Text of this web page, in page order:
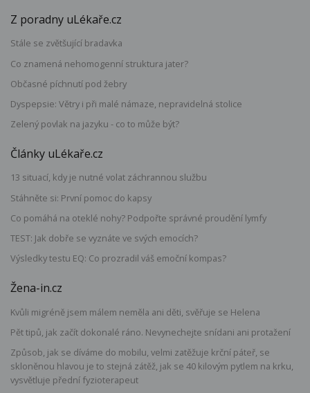
Z poradny uLékaře.cz
Stále se zvětšující bradavka
Co znamená nehomogenní struktura jater?
Občasné píchnutí pod žebry
Dyspepsie: Větry i při malé námaze, nepravidelná stolice
Zelený povlak na jazyku - co to může být?
Články uLékaře.cz
13 situací, kdy je nutné volat záchrannou službu
Stáhněte si: První pomoc do kapsy
Co pomáhá na oteklé nohy? Podpořte správné proudění lymfy
TEST: Jak dobře se vyznáte ve svých emocích?
Výsledky testu EQ: Co prozradil váš emoční kompas?
Žena-in.cz
Kvůli migréně jsem málem neměla ani děti, svěřuje se Helena
Pět tipů, jak začít dokonalé ráno. Nevynechejte snídani ani protažení
Způsob, jak se díváme do mobilu, velmi zatěžuje krční páteř, se
skloněnou hlavou je to stejná zátěž, jak se 40 kilovým pytlem na krku,
vysvětluje přední fyzioterapeut